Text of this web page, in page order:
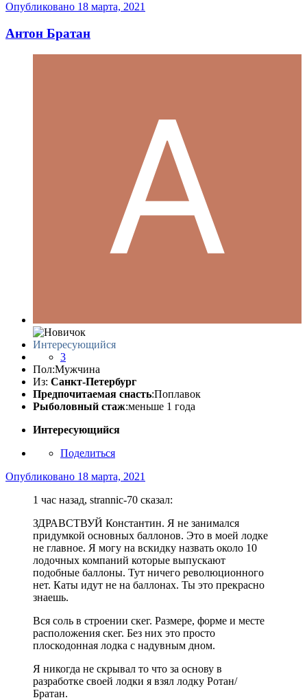
Опубликовано 18 марта, 2021
Антон Братан
Интересующийся
3
Пол:Мужчина
Из: Санкт-Петербург
Предпочитаемая снасть:Поплавок
Рыболовный стаж:меньше 1 года
Интересующийся
Поделиться
Опубликовано 18 марта, 2021
1 час назад, strannic-70 сказал:
ЗДРАВСТВУЙ Константин. Я не занимался
придумкой основных баллонов. Это в моей лодке
не главное. Я могу на вскидку назвать около 10
лодочных компаний которые выпускают
подобные баллоны. Тут ничего революционного
нет. Каты идут не на баллонах. Ты это прекрасно
знаешь.
Вся соль в строении скег. Размере, форме и месте
расположения скег. Без них это просто
плоскодонная лодка с надувным дном.
Я никогда не скрывал то что за основу в
разработке своей лодки я взял лодку Ротан/
Братан.